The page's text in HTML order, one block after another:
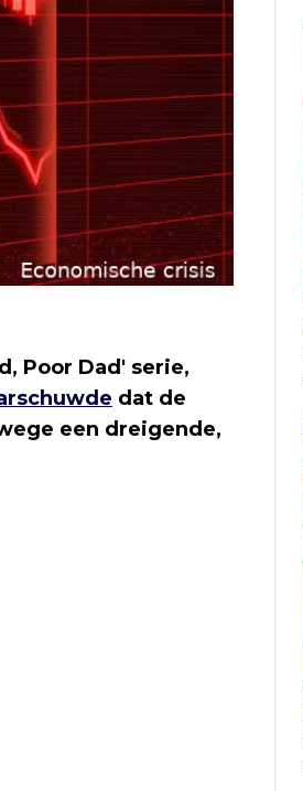
Poor Dad' serie,
dat de
een dreigende,